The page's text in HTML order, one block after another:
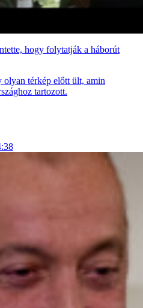
hogy folytatják a háborút
olyan térkép előtt ült, amin
tartozott.